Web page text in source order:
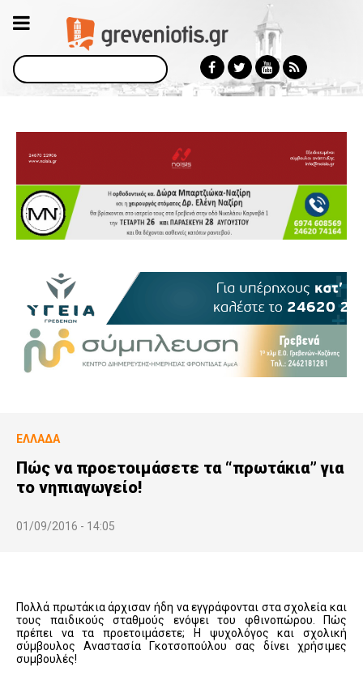
Αναζήτηση
ΕΛΛΆΔΑ
Πώς να προετοιμάσετε τα “πρωτάκια” για
το νηπιαγωγείο!
01/09/2016 - 14:05
Πολλά πρωτάκια άρχισαν ήδη να εγγράφονται στα σχολεία και
τους παιδικούς σταθμούς ενόψει του φθινοπώρου. Πώς
πρέπει να τα προετοιμάσετε; Η ψυχολόγος και σχολική
σύμβουλος Αναστασία Γκοτσοπούλου σας δίνει χρήσιμες
συμβουλές!